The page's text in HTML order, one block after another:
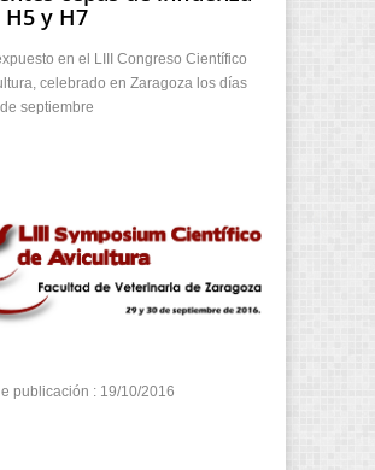
y H7
en el LIII Congreso Científico
celebrado en Zaragoza los días
septiembre
publicación : 19/10/2016